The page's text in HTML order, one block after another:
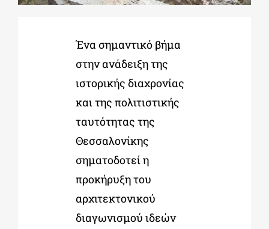
Ένα σημαντικό βήμα
στην ανάδειξη της
ιστορικής διαχρονίας
και της πολιτιστικής
ταυτότητας της
Θεσσαλονίκης
σηματοδοτεί η
προκήρυξη του
αρχιτεκτονικού
διαγωνισμού ιδεών